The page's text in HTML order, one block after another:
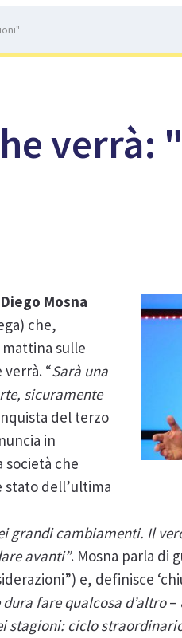
verrà:
Diego Mosna
che,
sulle
verrà. “Sarà una
sicuramente
del terzo
in
che
stato dell’ultima
grandi cambiamenti. Il
avanti”. Mosna parla di
e, definisce
fare qualcosa d’altro–
stagioni: ciclo